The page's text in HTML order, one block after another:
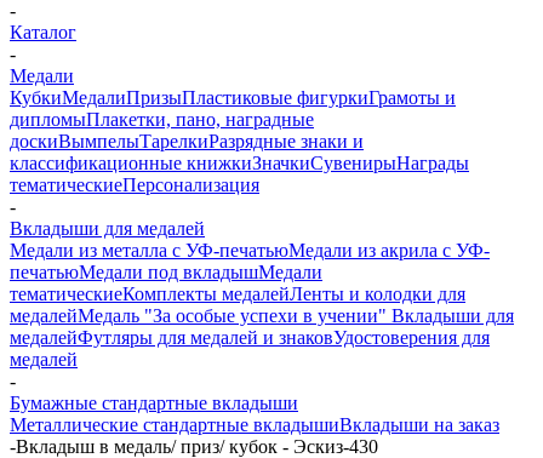
-
Каталог
-
Медали
КубкиМедалиПризыПластиковые фигуркиГрамоты и
дипломыПлакетки, пано, наградные
доскиВымпелыТарелкиРазрядные знаки и
классификационные книжкиЗначкиСувенирыНаграды
тематическиеПерсонализация
-
Вкладыши для медалей
Медали из металла с УФ-печатьюМедали из акрила с УФ-
печатьюМедали под вкладышМедали
тематическиеКомплекты медалейЛенты и колодки для
медалейМедаль "За особые успехи в учении" Вкладыши для
медалейФутляры для медалей и знаковУдостоверения для
медалей
-
Бумажные стандартные вкладыши
Металлические стандартные вкладышиВкладыши на заказ
-Вкладыш в медаль/ приз/ кубок - Эскиз-430